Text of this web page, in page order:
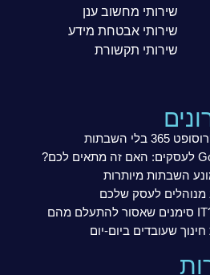
שירותי מחשוב ענן
שירותי אבטחת מידע
שירותי תקשורת
השבתות
השבתות מיותרות
מנוהלים לעסק שלכם
שעובדים ביום-יום